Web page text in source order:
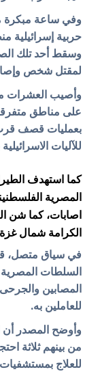
وفي ساعة مبكرة
حربية إسرائيلية
وسقط أحد تلك
لمقتل شخص
وأصيب العشرات
على مناطق متفرقة
بعمليات قصف
للآليات
كما استهدف
المصرية
اصابات، كما شن
الكرامة شمال
في سياق متصل،
السلطات المصرية
المصابين
للعاملين به.
من بينهم ثلاثة
للعلاج